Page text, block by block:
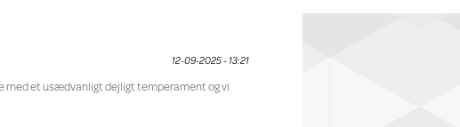
12-09-2025 - 13:21
med et usædvanligt dejligt temperament og vi